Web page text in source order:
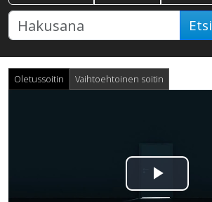
Etsi
Oletussoitin Vaihtoehtoinen soitin
Toista